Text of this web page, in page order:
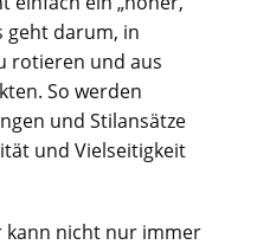
geht darum, in
rotieren und aus
So werden
und Stilansätze
und Vielseitigkeit
kann nicht nur immer